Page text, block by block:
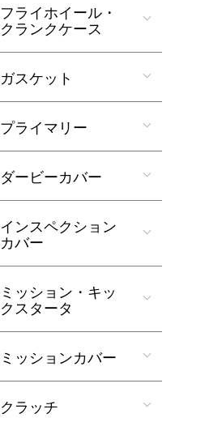
フライホイール・
クランクケース
ガスケット
プライマリー
ダービーカバー
インスペクション
カバー
ミッション・キッ
クスタータ
ミッションカバー
クラッチ